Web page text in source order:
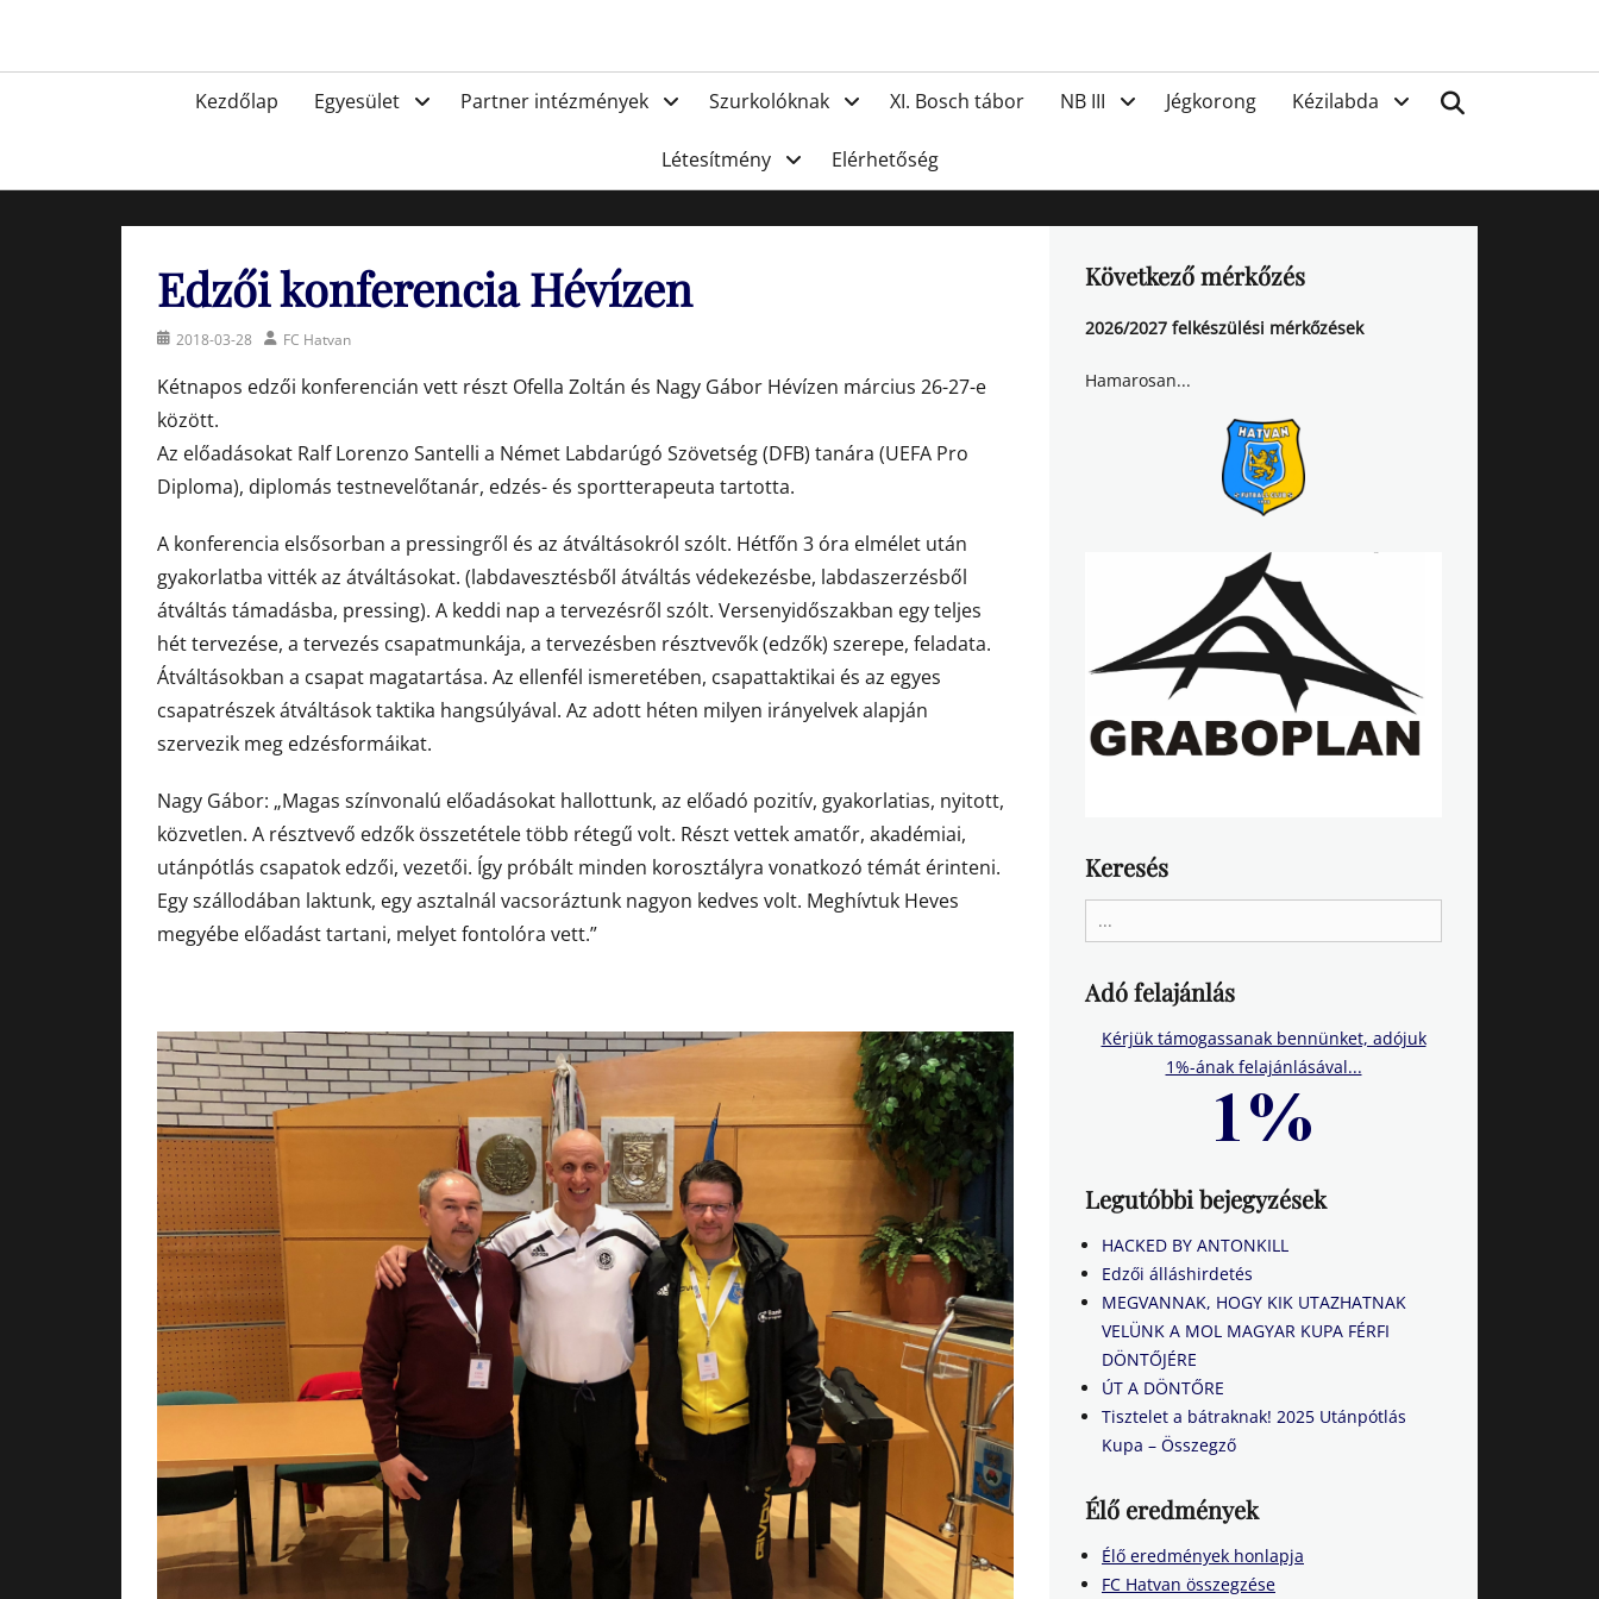
FC Hatvan
PrimaryKezdőlap Egyesület Partner intézmények Szurkolóknak XI. Bosch tábor NB III Jégkorong Kézilabda
Létesítmény Elérhetőség
Edzői konferencia Hévízen
Posted2018-03-28 AuthorFC Hatvan
Kétnapos edzői konferencián vett részt Ofella Zoltán és Nagy Gábor Hévízen március 26-27-e
között.
Az előadásokat Ralf Lorenzo Santelli a Német Labdarúgó Szövetség (DFB) tanára (UEFA Pro
Diploma), diplomás testnevelőtanár, edzés- és sportterapeuta tartotta.
A konferencia elsősorban a pressingről és az átváltásokról szólt. Hétfőn 3 óra elmélet után
gyakorlatba vitték az átváltásokat. (labdavesztésből átváltás védekezésbe, labdaszerzésből
átváltás támadásba, pressing). A keddi nap a tervezésről szólt. Versenyidőszakban egy teljes
hét tervezése, a tervezés csapatmunkája, a tervezésben résztvevők (edzők) szerepe, feladata.
Átváltásokban a csapat magatartása. Az ellenfél ismeretében, csapattaktikai és az egyes
csapatrészek átváltások taktika hangsúlyával. Az adott héten milyen irányelvek alapján
szervezik meg edzésformáikat.
Nagy Gábor: „Magas színvonalú előadásokat hallottunk, az előadó pozitív, gyakorlatias, nyitott,
közvetlen. A résztvevő edzők összetétele több rétegű volt. Részt vettek amatőr, akadémiai,
utánpótlás csapatok edzői, vezetői. Így próbált minden korosztályra vonatkozó témát érinteni.
Egy szállodában laktunk, egy asztalnál vacsoráztunk nagyon kedves volt. Meghívtuk Heves
megyébe előadást tartani, melyet fontolóra vett.”
Következő mérkőzés
2026/2027 felkészülési mérkőzések
Hamarosan...
Keresés
for:
Adó felajánlás
Kérjük támogassanak bennünket, adójuk
1%-ának felajánlásával...
Legutóbbi bejegyzések
HACKED BY ANTONKILL
Edzői álláshirdetés
MEGVANNAK, HOGY KIK UTAZHATNAK
VELÜNK A MOL MAGYAR KUPA FÉRFI
DÖNTŐJÉRE
ÚT A DÖNTŐRE
Tisztelet a bátraknak! 2025 Utánpótlás
Kupa – Összegző
Élő eredmények
Élő eredmények honlapja
FC Hatvan összegzése